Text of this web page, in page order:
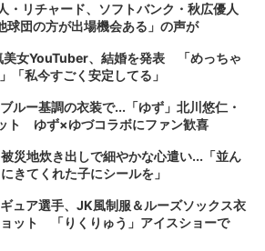
・リチャード、ソフトバンク・秋広優人
球団の方が出場機会ある」の声が
美女YouTuber、結婚を発表 「めっちゃ
「私今すごく安定してる」
ルー基調の衣装で...「ゆず」北川悠仁・
ト ゆず×ゆづコラボにファン歓喜
災地炊き出しで細やかな心遣い...「並ん
きてくれた子にシールを」
ュア選手、JK風制服＆ルーズソックス衣
ット 「りくりゅう」アイスショーで